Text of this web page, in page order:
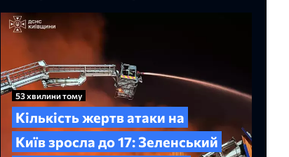
53 хвилини тому
Кількість жертв атаки на
Київ зросла до 17: Зеленський